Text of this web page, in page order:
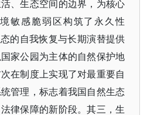
、生态空间的边界，为核心
敏感脆弱区构筑了永久性
的自我恢复与长期演替提供
家公园为主体的自然保护地
在制度上实现了对最重要自
管理，标志着我国自然生态
律保障的新阶段。其三，生